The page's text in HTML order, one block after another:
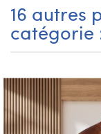
16 autres
catégorie